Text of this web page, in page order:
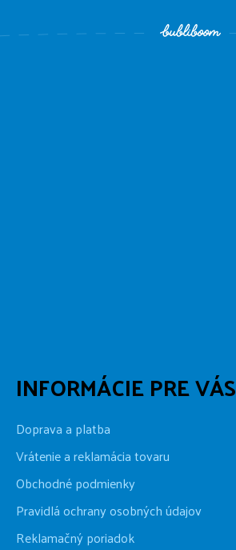
INFORMÁCIE PRE VÁS
Doprava a platba
Vrátenie a reklamácia tovaru
Obchodné podmienky
Pravidlá ochrany osobných údajov
Reklamačný poriadok